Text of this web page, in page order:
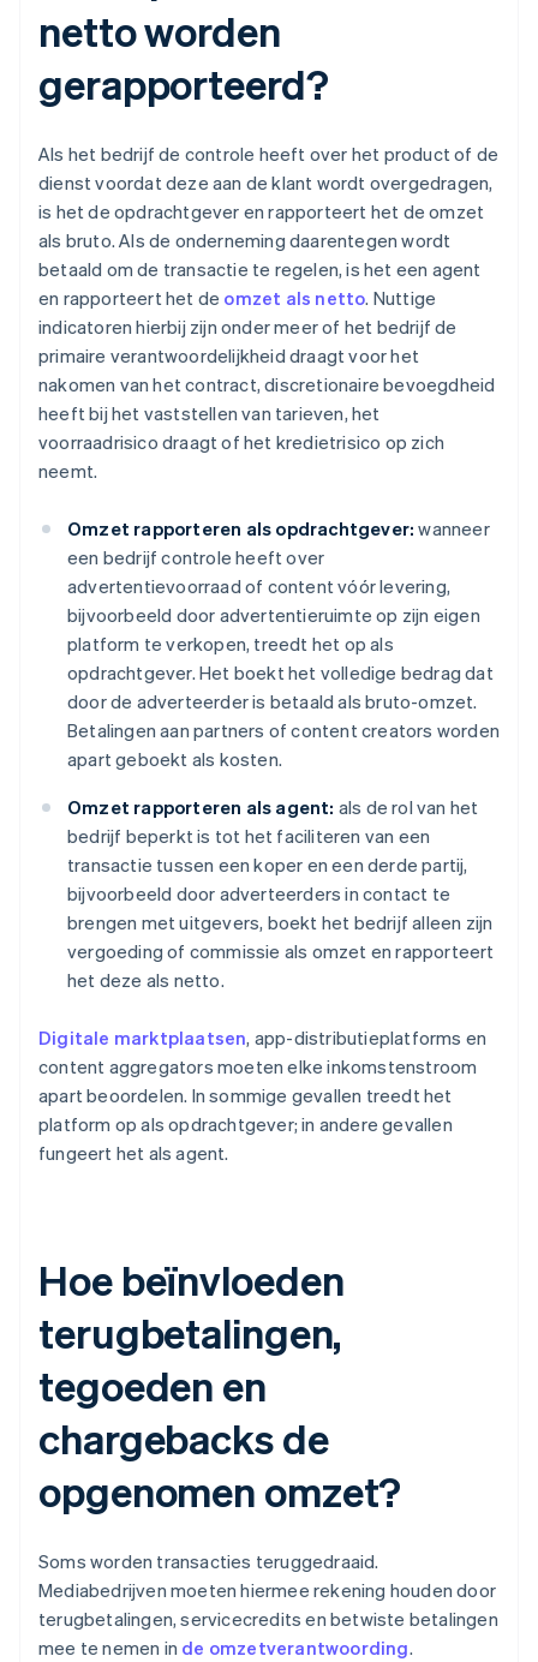
netto worden
gerapporteerd?​​
Als het bedrijf de controle heeft over het product of de
dienst voordat deze aan de klant wordt overgedragen,
is het de opdrachtgever en rapporteert het de omzet
als bruto. Als de onderneming daarentegen wordt
betaald om de transactie te regelen, is het een agent
en rapporteert het de omzet als netto. Nuttige
indicatoren hierbij zijn onder meer of het bedrijf de
primaire verantwoordelijkheid draagt voor het
nakomen van het contract, discretionaire bevoegdheid
heeft bij het vaststellen van tarieven, het
voorraadrisico draagt of het kredietrisico op zich
neemt.
Omzet rapporteren als opdrachtgever: wanneer
een bedrijf controle heeft over
advertentievoorraad of content vóór levering,
bijvoorbeeld door advertentieruimte op zijn eigen
platform te verkopen, treedt het op als
opdrachtgever. Het boekt het volledige bedrag dat
door de adverteerder is betaald als bruto-omzet.
Betalingen aan partners of content creators worden
apart geboekt als kosten.
Omzet rapporteren als agent: als de rol van het
bedrijf beperkt is tot het faciliteren van een
transactie tussen een koper en een derde partij,
bijvoorbeeld door adverteerders in contact te
brengen met uitgevers, boekt het bedrijf alleen zijn
vergoeding of commissie als omzet en rapporteert
het deze als netto.
Digitale marktplaatsen, app-distributieplatforms en
content aggregators moeten elke inkomstenstroom
apart beoordelen. In sommige gevallen treedt het
platform op als opdrachtgever; in andere gevallen
fungeert het als agent.
Hoe beïnvloeden
terugbetalingen,
tegoeden en
chargebacks de
opgenomen omzet?
Soms worden transacties teruggedraaid.
Mediabedrijven moeten hiermee rekening houden door
terugbetalingen, servicecredits en betwiste betalingen
mee te nemen in de omzetverantwoording.